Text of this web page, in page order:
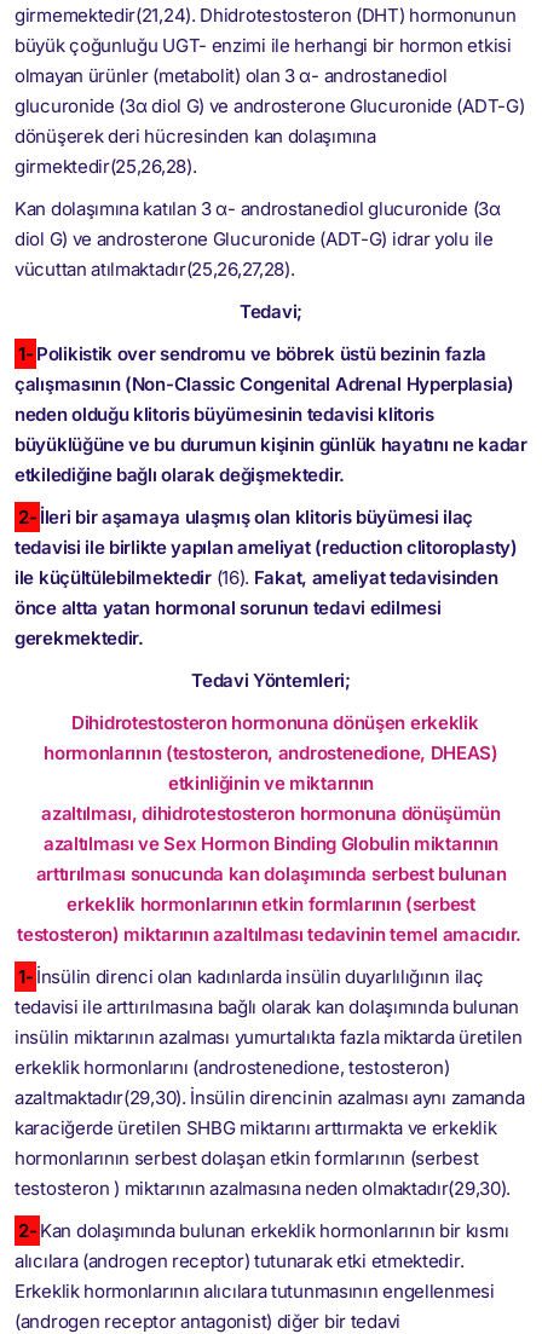
girmemektedir(21,24). Dhidrotestosteron (DHT) hormonunun
büyük çoğunluğu UGT- enzimi ile herhangi bir hormon etkisi
olmayan ürünler (metabolit) olan 3 α- androstanediol
glucuronide (3α diol G) ve androsterone Glucuronide (ADT-G)
dönüşerek deri hücresinden kan dolaşımına
girmektedir(25,26,28).
Kan dolaşımına katılan 3 α- androstanediol glucuronide (3α
diol G) ve androsterone Glucuronide (ADT-G) idrar yolu ile
vücuttan atılmaktadır(25,26,27,28).
Tedavi;
1- Polikistik over sendromu ve böbrek üstü bezinin fazla
çalışmasının (Non-Classic Congenital Adrenal Hyperplasia)
neden olduğu klitoris büyümesinin tedavisi klitoris
büyüklüğüne ve bu durumun kişinin günlük hayatını ne kadar
etkilediğine bağlı olarak değişmektedir.
2- İleri bir aşamaya ulaşmış olan klitoris büyümesi ilaç
tedavisi ile birlikte yapılan ameliyat (reduction clitoroplasty)
ile küçültülebilmektedir(16). Fakat, ameliyat tedavisinden
önce altta yatan hormonal sorunun tedavi edilmesi
gerekmektedir.
Tedavi Yöntemleri;
Dihidrotestosteron hormonuna dönüşen erkeklik
hormonlarının (testosteron, androstenedione, DHEAS)
etkinliğinin ve miktarının
azaltılması, dihidrotestosteron hormonuna dönüşümün
azaltılması ve Sex Hormon Binding Globulin miktarının
arttırılması sonucunda kan dolaşımında serbest bulunan
erkeklik hormonlarının etkin formlarının (serbest
testosteron) miktarının azaltılması tedavinin temel amacıdır.
1- İnsülin direnci olan kadınlarda insülin duyarlılığının ilaç
tedavisi ile arttırılmasına bağlı olarak kan dolaşımında bulunan
insülin miktarının azalması yumurtalıkta fazla miktarda üretilen
erkeklik hormonlarını (androstenedione, testosteron)
azaltmaktadır(29,30). İnsülin direncinin azalması aynı zamanda
karaciğerde üretilen SHBG miktarını arttırmakta ve erkeklik
hormonlarının serbest dolaşan etkin formlarının (serbest
testosteron ) miktarının azalmasına neden olmaktadır(29,30).
2- Kan dolaşımında bulunan erkeklik hormonlarının bir kısmı
alıcılara (androgen receptor) tutunarak etki etmektedir.
Erkeklik hormonlarının alıcılara tutunmasının engellenmesi
(androgen receptor antagonist) diğer bir tedavi